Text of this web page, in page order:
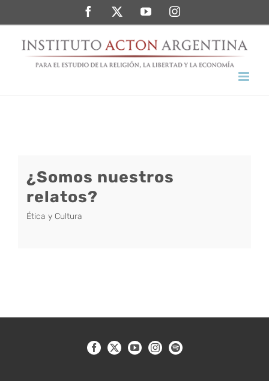
al
contenido
FacebookTwitterYouTubeInstagram
¿Somos nuestros
relatos?
Ética y Cultura